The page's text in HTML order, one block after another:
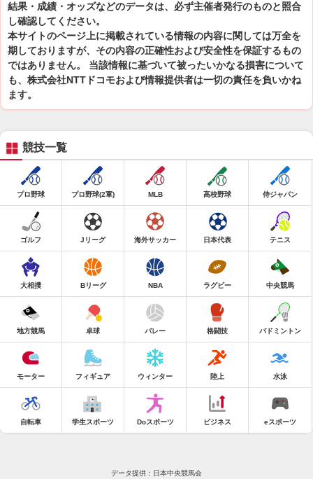
結果・成績・オッズなどのデータは、必ず主催者発行のものと照合
し確認してください。
本サイトのページ上に掲載されている情報の内容に関しては万全を
期しておりますが、その内容の正確性および安全性を保証するもの
ではありません。 当該情報に基づいて被ったいかなる損害について
も、株式会社NTTドコモおよび情報提供者は一切の責任を負いかね
ます。
競技一覧
プロ野球 プロ野球(2軍) MLB 高校野球 侍ジャパン
ゴルフ Jリーグ 海外サッカー 日本代表 テニス
大相撲 Bリーグ NBA ラグビー 中央競馬
地方競馬 卓球 バレー 格闘技 バドミントン
モーター フィギュア ウィンター 陸上 水泳
自転車 学生スポーツ Doスポーツ ビジネス eスポーツ
データ提供：日本中央競馬会